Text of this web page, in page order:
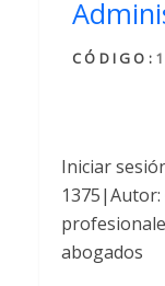
CÓDIGO:
Iniciar
1375|Autor:
abogados